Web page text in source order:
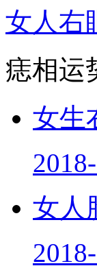
女人右
痣相运
女生
女人